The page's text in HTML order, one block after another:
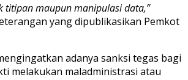
titipan maupun manipulasi data,”
yang dipublikasikan Pemkot
adanya sanksi tegas bagi
melakukan maladministrasi atau